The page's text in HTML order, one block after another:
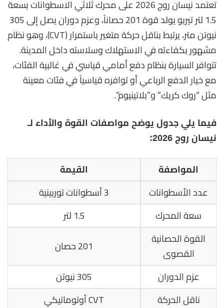
تعتمد نيسان روج 2026 على محرك ثلاثي الاسطوانات بسعة
1.5 لتر تيربو يولد قوة 201 حصاناً، وعزم دوران يصل إلى 305
نيوتن متر، يرتبط بناقل حركة متغير باستمرار (CVT)، وهو نظام
مشهور بكفاءته في الاستهلاك وسلاسته داخل المدينة.
تتوافر السيارة بنظام دفع أمامي قياسي في غالبية الفئات،
مع خيار الدفع الرباعي أو توافره قياسياً في فئات معينة
مثل “روك كريك” و”بلاتينيوم”.
فيما يلي جدول يوضح مواصفات القوة والأداء لـ
نيسان روج 2026:
المواصفة القيمة
عدد الأسطوانات
3 أسطوانات توربينية
سعة المحرك
1.5 لتر
القوة الحصانية
القصوى
201 حصان
عزم الدوران
305 نيوتن
ناقل الحركة
CVT أوتوماتيكي